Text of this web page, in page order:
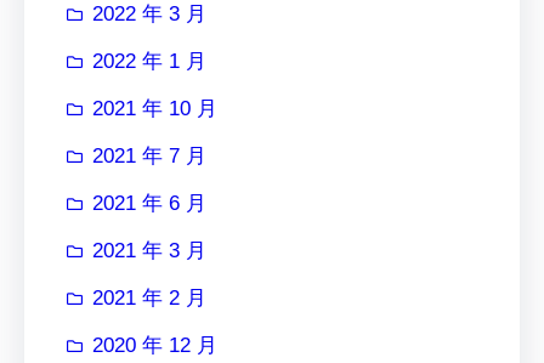
2022 年 3 月
2022 年 1 月
2021 年 10 月
2021 年 7 月
2021 年 6 月
2021 年 3 月
2021 年 2 月
2020 年 12 月